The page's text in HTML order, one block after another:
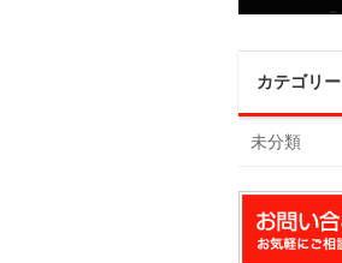
カテゴリー
未分類